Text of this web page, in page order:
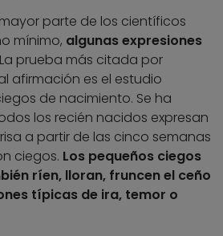
parte de los científicos
mínimo, algunas expresiones
prueba más citada por
afirmación es el estudio
de nacimiento. Se ha
los recién nacidos expresan
a partir de las cinco semanas
ciegos. Los pequeños ciegos
ríen, lloran, fruncen el ceño
típicas de ira, temor o